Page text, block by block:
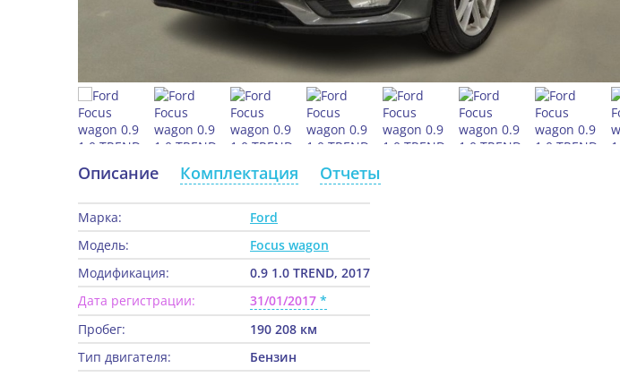
Описание Комплектация Отчеты
Марка:
Ford
Модель:
Focus wagon
Модификация:
0.9 1.0 TREND, 2017
Дата регистрации:
31/01/2017
Пробег:
190 208 км
Тип двигателя:
Бензин